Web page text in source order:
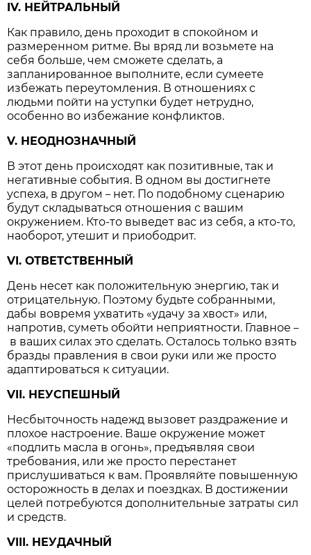
IV. НЕЙТРАЛЬНЫЙ
Как правило, день проходит в спокойном и
размеренном ритме. Вы вряд ли возьмете на
себя больше, чем сможете сделать, а
запланированное выполните, если сумеете
избежать переутомления. В отношениях с
людьми пойти на уступки будет нетрудно,
особенно во избежание конфликтов.
V. НЕОДНОЗНАЧНЫЙ
В этот день происходят как позитивные, так и
негативные события. В одном вы достигнете
успеха, в другом– нет. По подобному сценарию
будут складываться отношения с вашим
окружением. Кто-то выведет вас из себя, а кто-то,
наоборот, утешит и приободрит.
VI. ОТВЕТСТВЕННЫЙ
День несет как положительную энергию, так и
отрицательную. Поэтому будьте собранными,
дабы вовремя ухватить «удачу за хвост» или,
напротив, суметь обойти неприятности. Главное–
в ваших силах это сделать. Осталось только взять
бразды правления в свои руки или же просто
адаптироваться к ситуации.
VII. НЕУСПЕШНЫЙ
Несбыточность надежд вызовет раздражение и
плохое настроение. Ваше окружение может
«подлить масла в огонь», предъявляя свои
требования, или же просто перестанет
прислушиваться к вам. Проявляйте повышенную
осторожность в делах и поездках. В достижении
целей потребуются дополнительные затраты сил
и средств.
VIII. НЕУДАЧНЫЙ